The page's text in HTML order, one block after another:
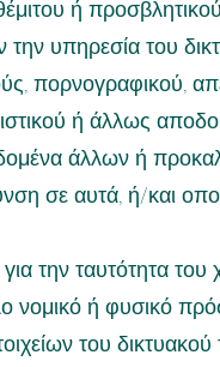
ή
την υπηρεσία του
πορνογραφικού,
ή άλλως
άλλων ή
σε αυτά, ή/και
την ταυτότητα του
νομικό ή φυσικό
του